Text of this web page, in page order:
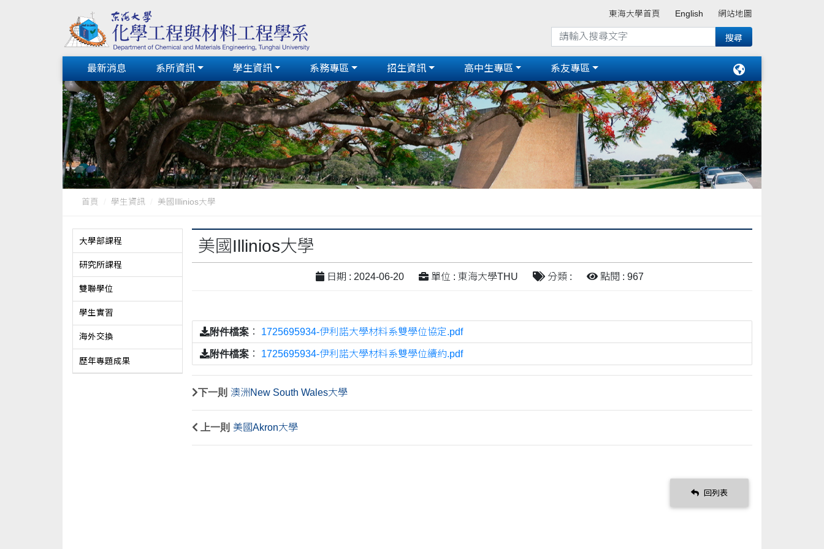
東海大學首頁 English 網站地圖
最新消息 系所資訊 學生資訊 系務專區 招生資訊 高中生專區 系友專區
首頁 學生資訊 美國Illinios大學
大學部課程
研究所課程
雙聯學位
學生實習
海外交換
歷年專題成果
美國Illinios大學
日期 : 2024-06-20 單位 : 東海大學THU 分類 : 點閱 : 967
附件檔案 ： 1725695934-伊利諾大學材料系雙學位協定.pdf
附件檔案 ： 1725695934-伊利諾大學材料系雙學位續約.pdf
下一則 澳洲New South Wales大學
上一則 美國Akron大學
回列表